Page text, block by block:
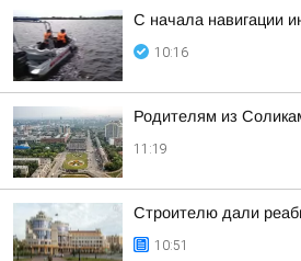
С начала навигации
10:16
Родителям из
11:19
Строителю дали
10:51